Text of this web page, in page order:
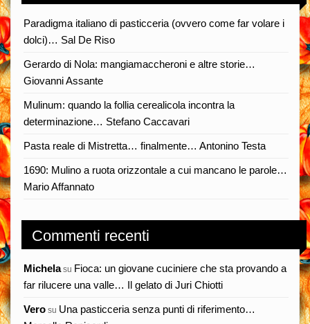
Paradigma italiano di pasticceria (ovvero come far volare i
dolci)… Sal De Riso
Gerardo di Nola: mangiamaccheroni e altre storie…
Giovanni Assante
Mulinum: quando la follia cerealicola incontra la
determinazione… Stefano Caccavari
Pasta reale di Mistretta… finalmente… Antonino Testa
1690: Mulino a ruota orizzontale a cui mancano le parole…
Mario Affannato
Commenti recenti
Michelasu Fioca: un giovane cuciniere che sta provando a
far rilucere una valle… Il gelato di Juri Chiotti
Vero su Una pasticceria senza punti di riferimento…